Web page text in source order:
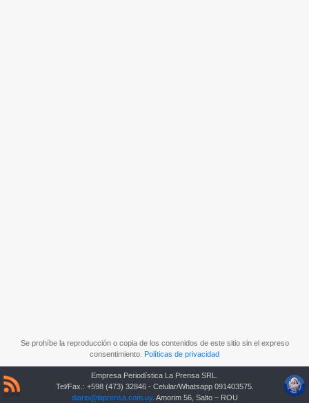
Se prohíbe la reproducción o copia de los contenidos de este sitio sin el expreso
consentimiento. Políticas de privacidad
Empresa Periodística La Prensa SRL.
Tel/Fax.: +598 (473) 32846 - Celular/Whatsapp 091403575.
diario@laprensa.com.uy. Amorim 56, Salto – ROU